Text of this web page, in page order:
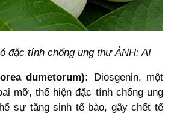
đặc tính chống ung thư ẢNH: AI
dumetorum):
Diosgenin, một
mỡ, thể hiện đặc tính chống ung
sự tăng sinh tế bào, gây chết tế